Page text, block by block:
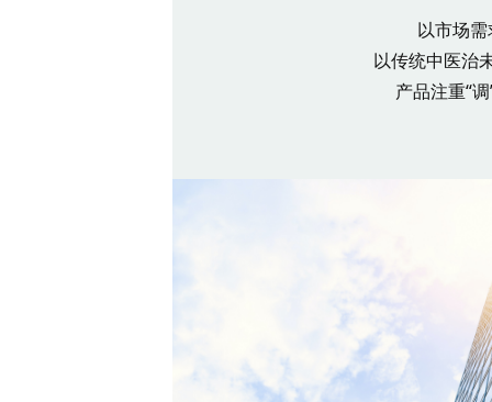
以市场
以传统中医治
产品注重“